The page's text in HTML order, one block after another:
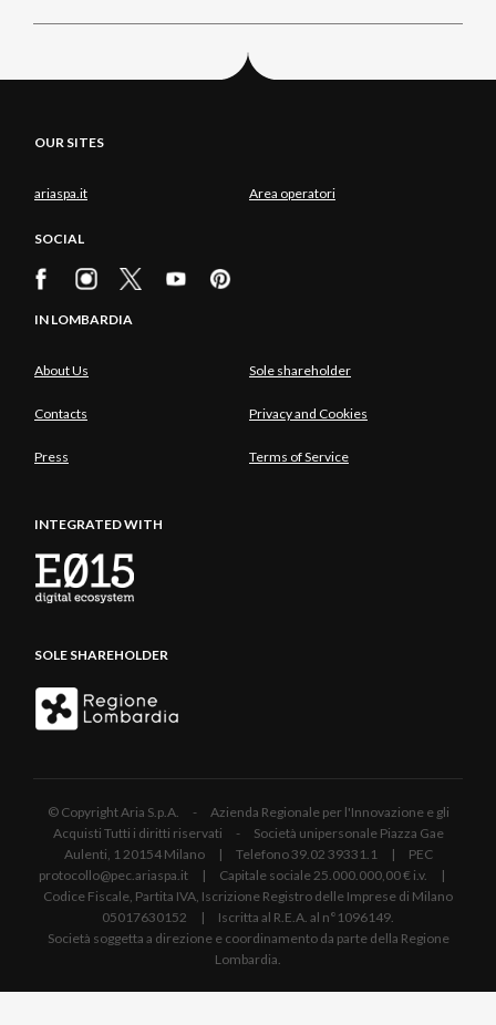
OUR SITES
ariaspa.it Area operatori
SOCIAL
IN LOMBARDIA
About Us Sole shareholder
Contacts Privacy and Cookies
Press Terms of Service
INTEGRATED WITH
SOLE SHAREHOLDER
© Copyright Aria S.p.A. - Azienda Regionale per l'Innovazione e gli
Acquisti Tutti i diritti riservati - Società unipersonale Piazza Gae
Aulenti, 1 20154 Milano | Telefono 39.02 39331.1 | PEC
protocollo@pec.ariaspa.it | Capitale sociale 25.000.000,00 € i.v. |
Codice Fiscale, Partita IVA, Iscrizione Registro delle Imprese di Milano
05017630152 | Iscritta al R.E.A. al n°1096149.
Società soggetta a direzione e coordinamento da parte della Regione
Lombardia.